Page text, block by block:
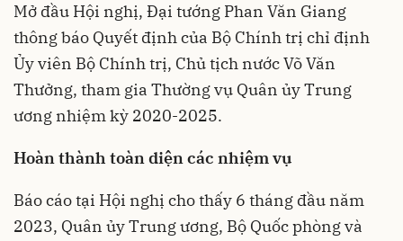
Mở đầu Hội nghị, Đại tướng Phan Văn Giang
thông báo Quyết định của Bộ Chính trị chỉ định
Ủy viên Bộ Chính trị, Chủ tịch nước Võ Văn
Thưởng, tham gia Thường vụ Quân ủy Trung
ương nhiệm kỳ 2020-2025.
Hoàn thành toàn diện các nhiệm vụ
Báo cáo tại Hội nghị cho thấy 6 tháng đầu năm
2023, Quân ủy Trung ương, Bộ Quốc phòng và